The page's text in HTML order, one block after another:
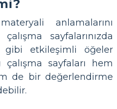
anlamalarını
sayfalarınızda
gibi etkileşimli öğeler
sayfaları hem
de bir değerlendirme